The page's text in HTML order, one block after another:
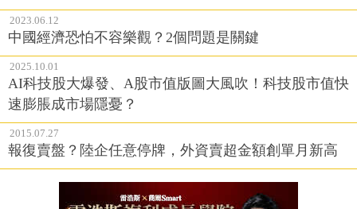
2023.06.12
中國經濟恐怕不容樂觀？2個問題是關鍵
2025.10.01
AI科技股大爆發、A股市值版圖大風吹！科技股市值快
速膨脹成市場隱憂？
2015.07.27
報復賣盤？陸企任意停牌，外資賣超金額創單月新高